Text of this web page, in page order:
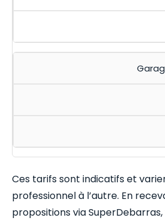
Ces tarifs sont indicatifs et
professionnel à l’autre. En
propositions via